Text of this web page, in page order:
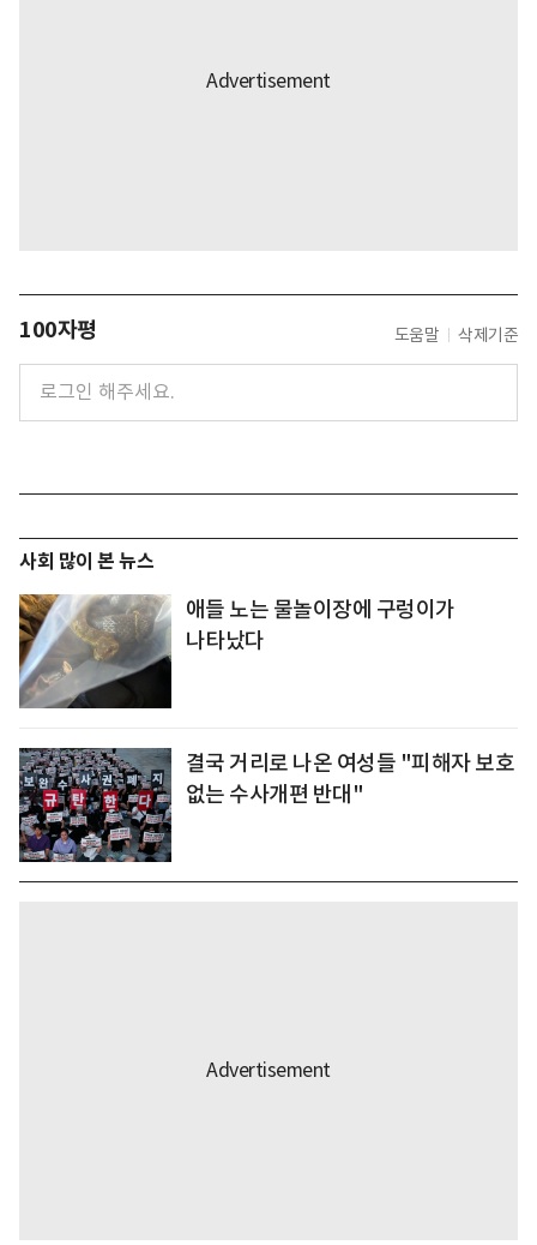
100자평 도움말 삭제기준
사회 많이 본 뉴스
애들 노는 물놀이장에 구렁이가
나타났다
결국 거리로 나온 여성들 "피해자 보호
없는 수사개편 반대"